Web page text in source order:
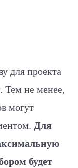
для проекта
Тем не менее,
могут
Для
будет